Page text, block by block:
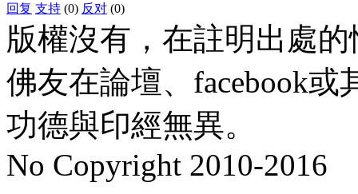
回复 支持 (0) 反对 (0)
版權沒有，在註明出處
佛友在論壇、facebook
功德與印經無異。
No Copyright 2010-2016